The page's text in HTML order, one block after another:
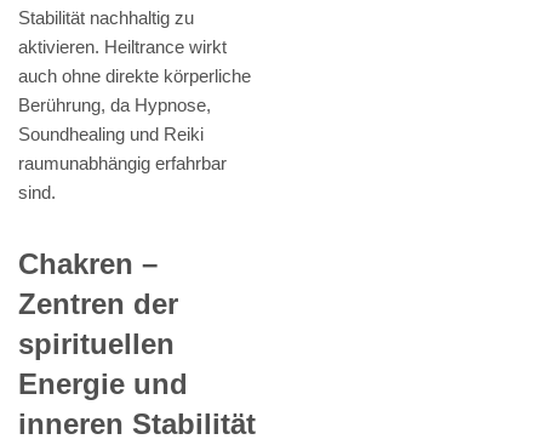
Stabilität nachhaltig zu
aktivieren. Heiltrance wirkt
auch ohne direkte körperliche
Berührung, da Hypnose,
Soundhealing und Reiki
raumunabhängig erfahrbar
sind.
Chakren –
Zentren der
spirituellen
Energie und
inneren Stabilität